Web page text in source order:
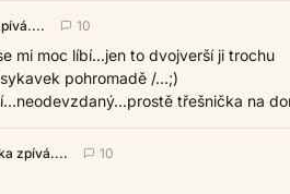
10
mi moc líbí...jen to dvojverší ji trochu
pohromadě /...;)
třešnička na
zpívá.... 10